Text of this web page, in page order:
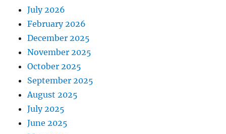
July 2026
February 2026
December 2025
November 2025
October 2025
September 2025
August 2025
July 2025
June 2025